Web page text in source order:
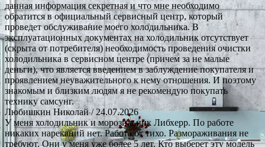
данная информация секретная и что мне необходимо
обратится в официальный сервисный центр, который
проведет обслуживание моего холодильника. В
эксплуатационных документах на холодильник отсутствует
(скрыта от потребителя) необходимость проведения очистки
холодильника в сервисном центре (причем за не малые
деньги), что является введением в заблуждение покупателя и
проявлением неуважительного к нему отношения. И поэтому
знакомым и близким людям я не рекомендую покупать
технику самсунг.
Любишкин Николай/ 24.07.2026
У меня холодильник и морозильник Либхерр. По работе
никаких нареканий нет. Работают тихо. Размораживания не
требуют. Они у меня уже более 5 лет. Кто выберет эту модель